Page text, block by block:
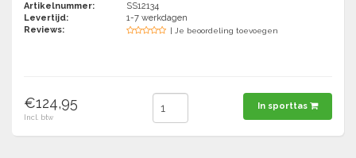
Vechtsport
Artikelnummer:
SS12134
Levertijd:
1-7 werkdagen
Reviews:
| Je beoordeling toevoegen
€124,95
Incl. btw
In sporttas